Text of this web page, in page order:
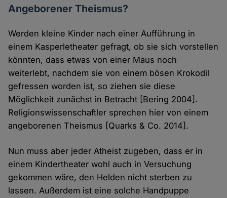
Angeborener Theismus?
Werden kleine Kinder nach einer Aufführung in
einem Kasperletheater gefragt, ob sie sich vorstellen
könnten, dass etwas von einer Maus noch
weiterlebt, nachdem sie von einem bösen Krokodil
gefressen worden ist, so ziehen sie diese
Möglichkeit zunächst in Betracht [Bering 2004].
Religionswissenschaftler sprechen hier von einem
angeborenen Theismus [Quarks & Co. 2014].
Nun muss aber jeder Atheist zugeben, dass er in
einem Kindertheater wohl auch in Versuchung
gekommen wäre, den Helden nicht sterben zu
lassen. Außerdem ist eine solche Handpuppe